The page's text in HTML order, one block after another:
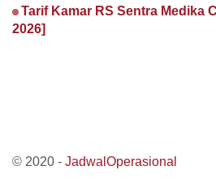
Tarif Kamar RS Sentra Medika
2026]
© 2020 - JadwalOperasional